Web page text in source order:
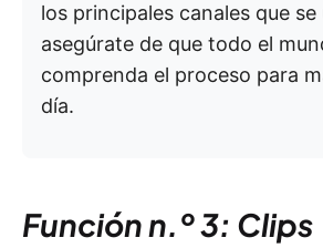
los principales canales que
asegúrate de que todo el
comprenda el proceso para
día.
Función n.º 3: Clips